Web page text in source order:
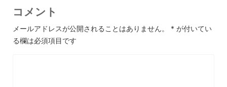
コメント
メールアドレスが公開されることはありません。 * が付いてい
る欄は必須項目です